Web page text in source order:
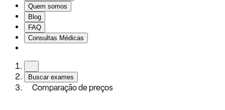
Quem somos
Blog
FAQ
Consultas Médicas
Buscar exames
Comparação de preços